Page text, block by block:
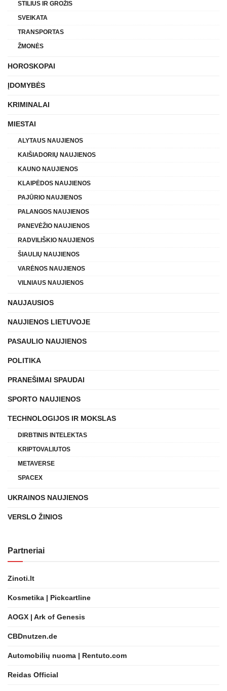
STILIUS IR GROŽIS
SVEIKATA
TRANSPORTAS
ŽMONĖS
HOROSKOPAI
ĮDOMYBĖS
KRIMINALAI
MIESTAI
ALYTAUS NAUJIENOS
KAIŠIADORIŲ NAUJIENOS
KAUNO NAUJIENOS
KLAIPĖDOS NAUJIENOS
PAJŪRIO NAUJIENOS
PALANGOS NAUJIENOS
PANEVĖŽIO NAUJIENOS
RADVILIŠKIO NAUJIENOS
ŠIAULIŲ NAUJIENOS
VARĖNOS NAUJIENOS
VILNIAUS NAUJIENOS
NAUJAUSIOS
NAUJIENOS LIETUVOJE
PASAULIO NAUJIENOS
POLITIKA
PRANEŠIMAI SPAUDAI
SPORTO NAUJIENOS
TECHNOLOGIJOS IR MOKSLAS
DIRBTINIS INTELEKTAS
KRIPTOVALIUTOS
METAVERSE
SPACEX
UKRAINOS NAUJIENOS
VERSLO ŽINIOS
Partneriai
Zinoti.lt
Kosmetika | Pickcartline
AOGX | Ark of Genesis
CBDnutzen.de
Automobilių nuoma | Rentuto.com
Reidas Official